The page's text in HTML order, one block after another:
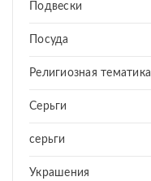
Подвески
Посуда
Религиозная тематика
Серьги
серьги
Украшения